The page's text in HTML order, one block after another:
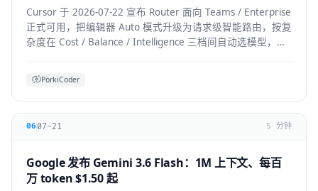
Cursor 于 2026-07-22 宣布 Router 面向 Teams / Enterprise
正式可用，把编辑器 Auto 模式升级为请求级智能路由，按复
杂度在 Cost / Balance / Intelligence 三档间自动选模型，降
PorkiCoder
0607-21 5 分钟
Google 发布 Gemini 3.6 Flash：1M 上下文、每百
万 token $1.50 起